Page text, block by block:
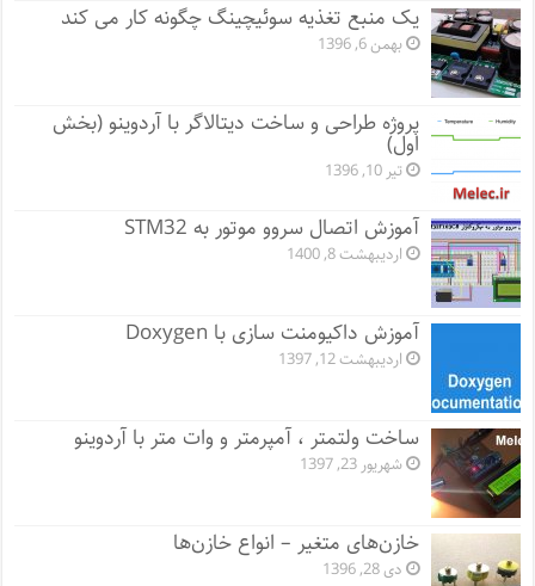
یک منبع تغذیه سوئیچینگ چگونه کار می کند
بهمن 6, 1396
پروژه طراحی و ساخت دیتالاگر با آردوینو (بخش
اول)
تیر 10, 1396
آموزش اتصال سروو موتور به STM32
اردیبهشت 8, 1400
آموزش داکیومنت سازی با Doxygen
اردیبهشت 12, 1397
ساخت ولتمتر ، آمپرمتر و وات متر با آردوینو
شهریور 23, 1397
خازن‌های متغیر – انواع خازن‌ها
دی 28, 1396